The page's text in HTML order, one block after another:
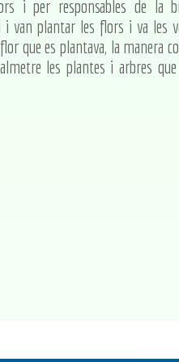
i per responsables de la
van plantar les flors i va les
que es plantava, la manera
les plantes i arbres